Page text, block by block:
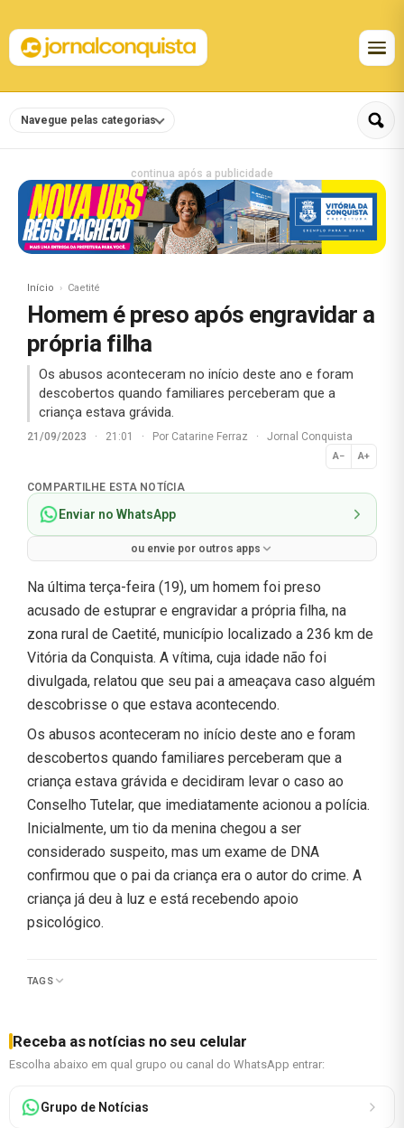
Navegue pelas categorias
continua após a publicidade
Início Caetité
Homem é preso após engravidar a
própria filha
Os abusos aconteceram no início deste ano e foram
descobertos quando familiares perceberam que a
criança estava grávida.
21/09/2023 · 21:01 · Por Catarine Ferraz · Jornal Conquista
A− A+
Normal
COMPARTILHE ESTA NOTÍCIA
Enviar no WhatsApp
ou envie por outros apps
Na última terça-feira (19), um homem foi preso
acusado de estuprar e engravidar a própria filha, na
zona rural de Caetité, município localizado a 236 km de
Vitória da Conquista. A vítima, cuja idade não foi
divulgada, relatou que seu pai a ameaçava caso alguém
descobrisse o que estava acontecendo.
Os abusos aconteceram no início deste ano e foram
descobertos quando familiares perceberam que a
criança estava grávida e decidiram levar o caso ao
Conselho Tutelar, que imediatamente acionou a polícia.
Inicialmente, um tio da menina chegou a ser
considerado suspeito, mas um exame de DNA
confirmou que o pai da criança era o autor do crime. A
criança já deu à luz e está recebendo apoio
psicológico.
TAGS
Receba as notícias no seu celular
Escolha abaixo em qual grupo ou canal do WhatsApp entrar:
Grupo de Notícias